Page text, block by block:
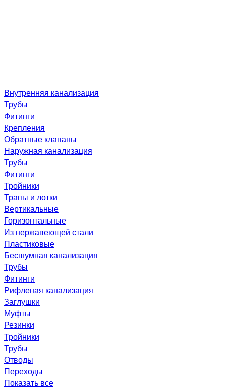
Внутренняя канализация
Трубы
Фитинги
Крепления
Обратные клапаны
Наружная канализация
Трубы
Фитинги
Тройники
Трапы и лотки
Вертикальные
Горизонтальные
Из нержавеющей стали
Пластиковые
Бесшумная канализация
Трубы
Фитинги
Рифленая канализация
Заглушки
Муфты
Резинки
Тройники
Трубы
Отводы
Переходы
Показать все